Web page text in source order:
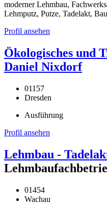
moderner Lehmbau,
Lehmputz, Putze, Tadelakt,
Profil ansehen
Ökologisches und
Daniel Nixdorf
01157
Dresden
Ausführung
Profil ansehen
Lehmbau -
01454
Wachau